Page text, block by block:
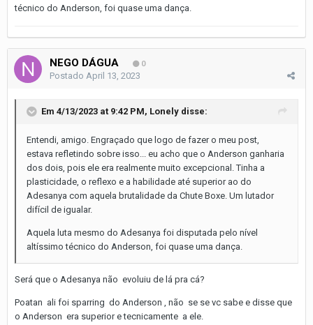
técnico do Anderson, foi quase uma dança.
NEGO DÁGUA 0
Postado April 13, 2023
Em 4/13/2023 at 9:42 PM, Lonely disse:
Entendi, amigo. Engraçado que logo de fazer o meu post,
estava refletindo sobre isso... eu acho que o Anderson ganharia
dos dois, pois ele era realmente muito excepcional. Tinha a
plasticidade, o reflexo e a habilidade até superior ao do
Adesanya com aquela brutalidade da Chute Boxe. Um lutador
difícil de igualar.
Aquela luta mesmo do Adesanya foi disputada pelo nível
altíssimo técnico do Anderson, foi quase uma dança.
Será que o Adesanya não evoluiu de lá pra cá?
Poatan ali foi sparring do Anderson , não se se vc sabe e disse que
o Anderson era superior e tecnicamente a ele.